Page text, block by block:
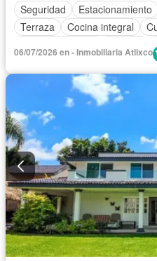
Seguridad
Estacionamiento
Terraza
Cocina integral
Cuarto de Limpieza
Recámara con closet
06/07/2026 en - Inmobiliaria Atlixco